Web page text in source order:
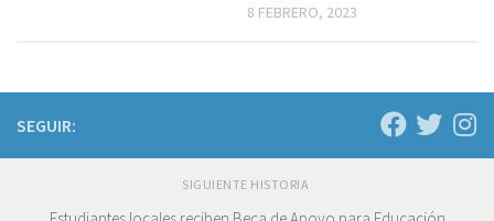
8 FEBRERO, 2023
SEGUIR:
SIGUIENTE HISTORIA